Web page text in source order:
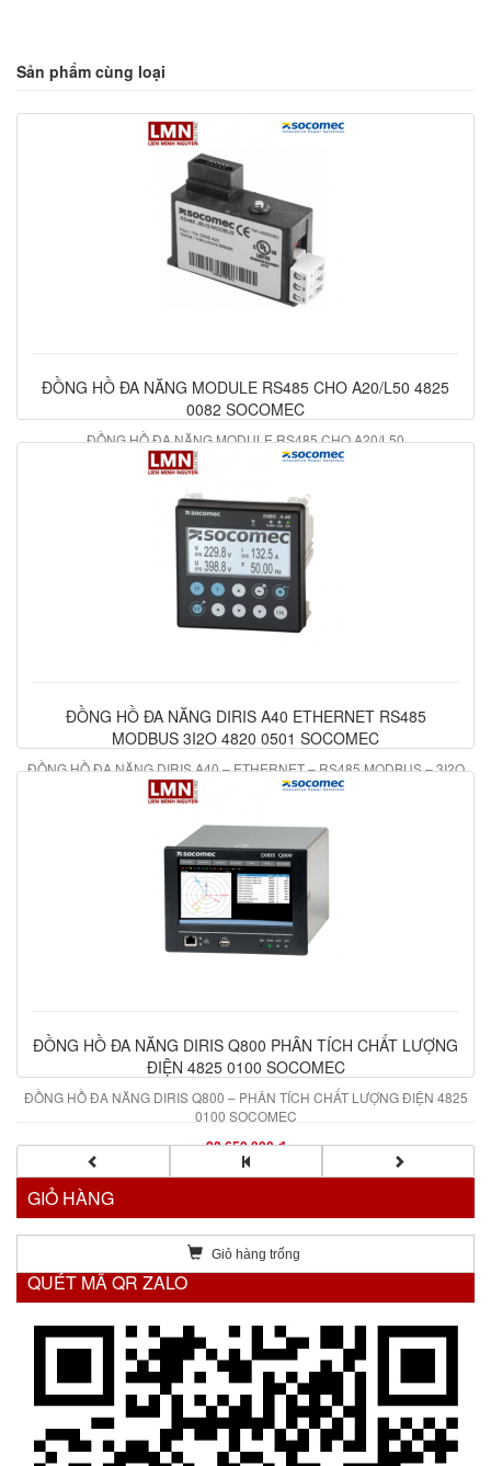
Sản phẩm cùng loại
ĐỒNG HỒ ĐA NĂNG MODULE RS485 CHO A20/L50 4825
0082 SOCOMEC
ĐỒNG HỒ ĐA NĂNG MODULE RS485 CHO A20/L50
ĐỒNG HỒ ĐA NĂNG DIRIS A40 ETHERNET RS485
MODBUS 3I2O 4820 0501 SOCOMEC
ĐỒNG HỒ ĐA NĂNG DIRIS A40 – ETHERNET – RS485 MODBUS – 3I2O
4820 0501 SOCOMEC
ĐỒNG HỒ ĐA NĂNG DIRIS Q800 PHÂN TÍCH CHẤT LƯỢNG
ĐIỆN 4825 0100 SOCOMEC
ĐỒNG HỒ ĐA NĂNG DIRIS Q800 – PHÂN TÍCH CHẤT LƯỢNG ĐIỆN 4825
0100 SOCOMEC
22.650.000 đ
GIỎ HÀNG
Giỏ hàng trống
QUÉT MÃ QR ZALO